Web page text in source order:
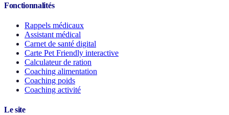
Fonctionnalités
Rappels médicaux
Assistant médical
Carnet de santé digital
Carte Pet Friendly interactive
Calculateur de ration
Coaching alimentation
Coaching poids
Coaching activité
Le site